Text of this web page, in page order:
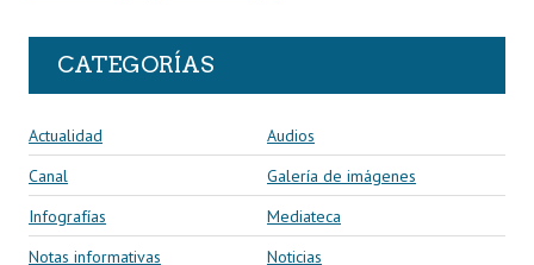
CATEGORÍAS
Actualidad
Audios
Canal
Galería de imágenes
Infografías
Mediateca
Notas informativas
Noticias